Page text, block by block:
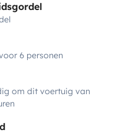
6 personen
om dit voertuig van